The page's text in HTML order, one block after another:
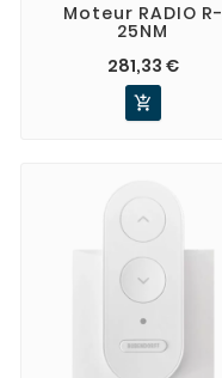
Moteur RADIO R-
25NM
281,33 €
